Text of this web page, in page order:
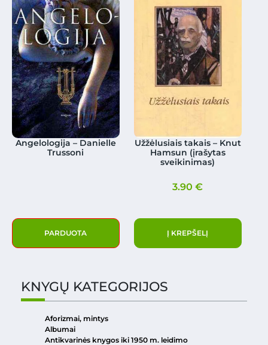
Angelologija – Danielle
Trussoni
PARDUOTA
Užžėlusiais takais – Knut
Hamsun (įrašytas
sveikinimas)
3.90€
Į KREPŠELĮ
KNYGŲ KATEGORIJOS
Aforizmai, mintys
Albumai
Antikvarinės knygos iki 1950 m. leidimo